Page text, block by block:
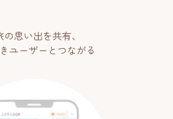
の思い出を共有、
ユーザーとつながる